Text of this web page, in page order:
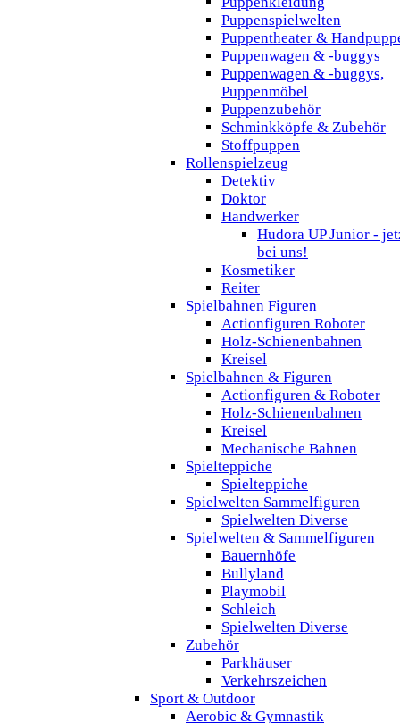
Puppenspielwelten
Puppentheater &
Puppenwagen & -buggys
Puppenwagen & -buggys,
Puppenmöbel
Puppenzubehör
Schminkköpfe & Zubehör
Stoffpuppen
Rollenspielzeug
Detektiv
Doktor
Handwerker
Hudora UP Junior -
bei uns!
Kosmetiker
Reiter
Spielbahnen Figuren
Actionfiguren Roboter
Holz-Schienenbahnen
Kreisel
Spielbahnen & Figuren
Actionfiguren & Roboter
Holz-Schienenbahnen
Kreisel
Mechanische Bahnen
Spielteppiche
Spielteppiche
Spielwelten Sammelfiguren
Spielwelten Diverse
Spielwelten & Sammelfiguren
Bauernhöfe
Bullyland
Playmobil
Schleich
Spielwelten Diverse
Zubehör
Parkhäuser
Verkehrszeichen
Sport & Outdoor
Aerobic & Gymnastik